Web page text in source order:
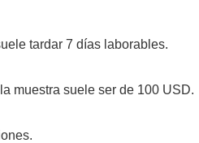
tardar 7 días laborables.
muestra suele ser de 100 USD.